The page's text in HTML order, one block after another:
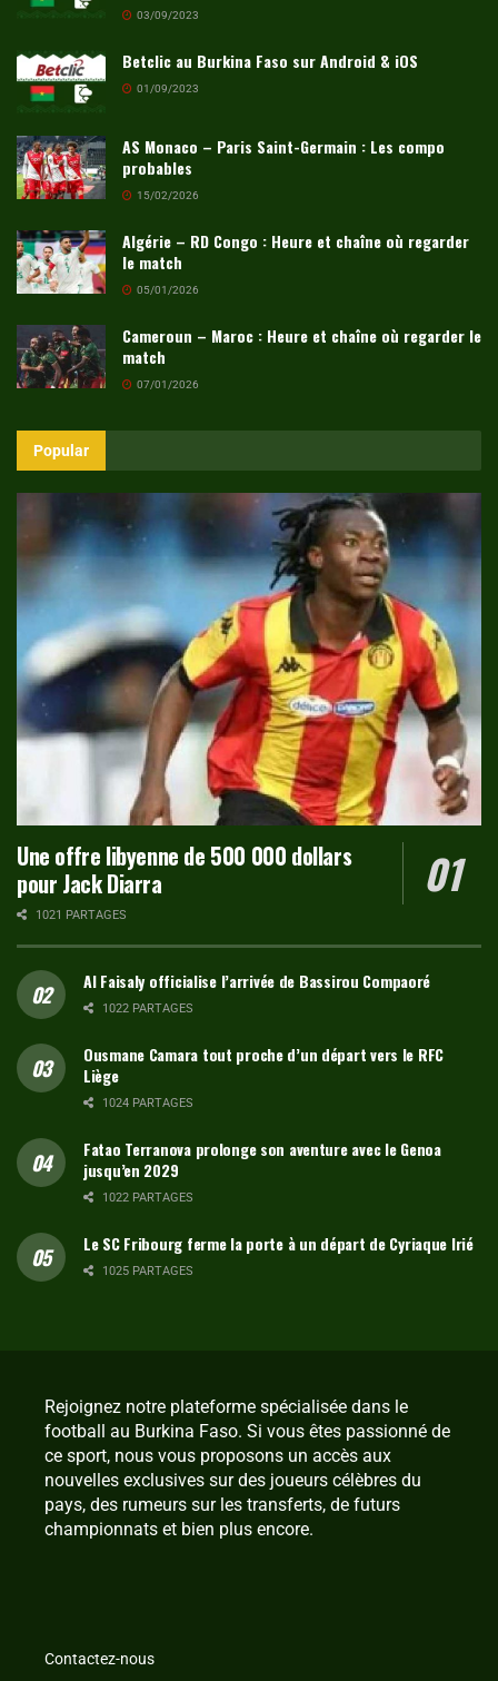
03/09/2023
Betclic au Burkina Faso sur Android & iOS
01/09/2023
AS Monaco – Paris Saint-Germain : Les compo
probables
15/02/2026
Algérie – RD Congo : Heure et chaîne où regarder
le match
05/01/2026
Cameroun – Maroc : Heure et chaîne où regarder le
match
07/01/2026
Popular
Une offre libyenne de 500 000 dollars
pour Jack Diarra
1021 PARTAGES
Al Faisaly officialise l’arrivée de Bassirou Compaoré
1022 PARTAGES
Ousmane Camara tout proche d’un départ vers le RFC
Liège
1024 PARTAGES
Fatao Terranova prolonge son aventure avec le Genoa
jusqu’en 2029
1022 PARTAGES
Le SC Fribourg ferme la porte à un départ de Cyriaque Irié
1025 PARTAGES
Rejoignez notre plateforme spécialisée dans le
football au Burkina Faso. Si vous êtes passionné de
ce sport, nous vous proposons un accès aux
nouvelles exclusives sur des joueurs célèbres du
pays, des rumeurs sur les transferts, de futurs
championnats et bien plus encore.
Contactez-nous